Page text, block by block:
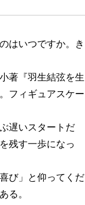
はいつですか。き
著『羽生結弦を生
フィギュアスケー
遅いスタートだ
残す一歩になっ
び」と仰ってくだ
る。